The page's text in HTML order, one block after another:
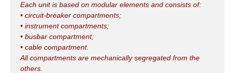
Each unit is based on modular elements and consists of:
• circuit-breaker compartments;
• instrument compartments;
• busbar compartment;
• cable compartment.
All compartments are mechanically segregated from the
others.